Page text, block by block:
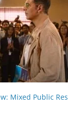
Mixed Public